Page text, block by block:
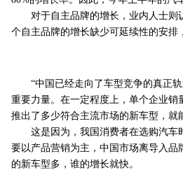
对于自主品牌的增长，业内人士则
个自主品牌的增长缺少可延续性的安排
“中国已经走向了车型竞争的真正轨
重要力量。在一定程度上，单个企业
推出了多少符合主流市场的新车型，就
这是因为，我国消费者在选购汽车
要以产品营销为主，中国市场离导入
的新车型多，谁的增长就快。